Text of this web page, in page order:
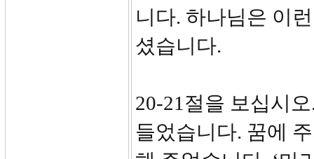
니다. 하나님은 이
셨습니다.
20-21절을 보십시
들었습니다. 꿈에